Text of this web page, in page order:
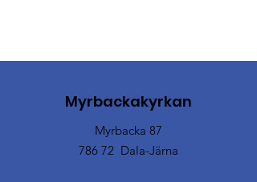
Myrbackakyrkan
Myrbacka 87
786 72 Dala-Järna